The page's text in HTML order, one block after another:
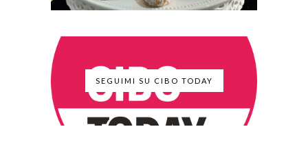
SEGUIMI SU CIBO TODAY